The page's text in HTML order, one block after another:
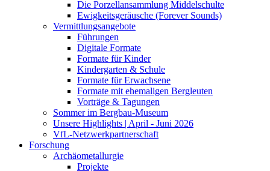
Die Porzellansammlung Middelschulte
Ewigkeitsgeräusche (Forever Sounds)
Vermittlungsangebote
Führungen
Digitale Formate
Formate für Kinder
Kindergarten & Schule
Formate für Erwachsene
Formate mit ehemaligen Bergleuten
Vorträge & Tagungen
Sommer im Bergbau-Museum
Unsere Highlights | April - Juni 2026
VfL-Netzwerkpartnerschaft
Forschung
Archäometallurgie
Projekte